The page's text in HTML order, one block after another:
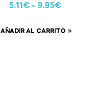
5.11€- 9.95€
AÑADIR AL CARRITO